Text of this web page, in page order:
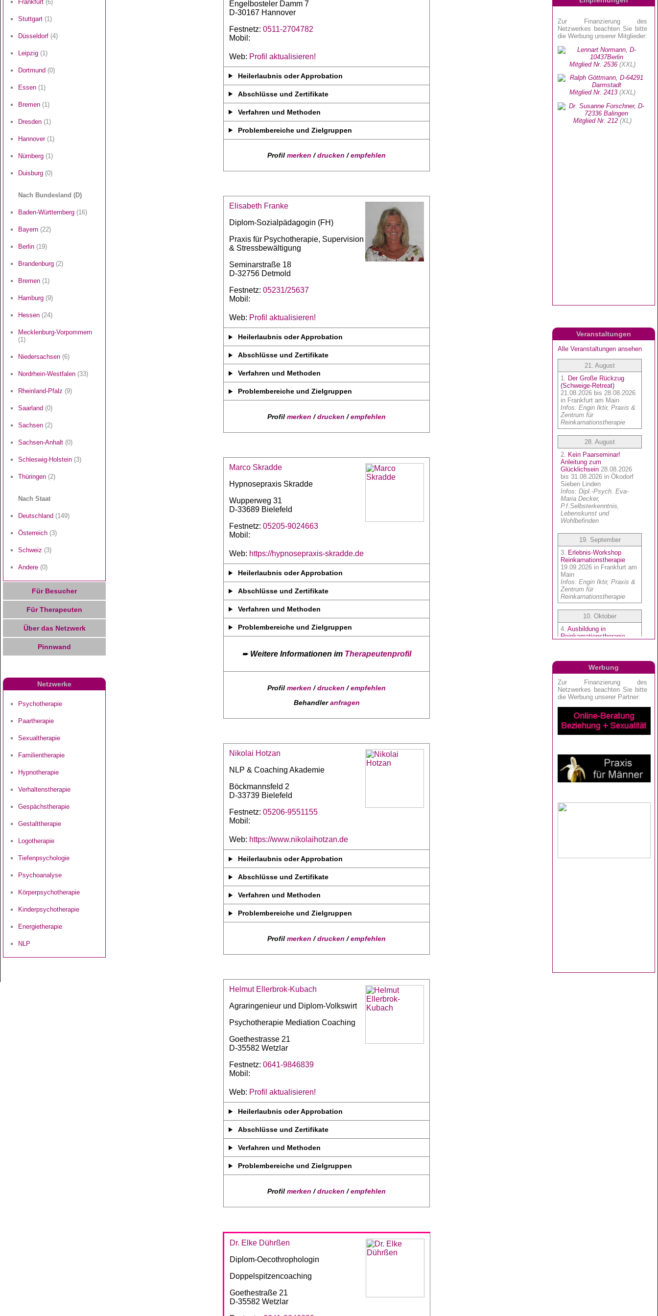
Frankfurt (6)
Stuttgart (1)
Düsseldorf (4)
Leipzig (1)
Dortmund (0)
Essen (1)
Bremen (1)
Dresden (1)
Hannover(1)
Nürnberg (1)
Duisburg (0)
Nach Bundesland (D)
Baden-Württemberg (16)
Bayern (22)
Berlin (19)
Brandenburg (2)
Bremen (1)
Hamburg (9)
Hessen (24)
Mecklenburg-Vorpommern
(1)
Niedersachsen (6)
Nordrhein-Westfalen (33)
Rheinland-Pfalz (9)
Saarland (0)
Sachsen (2)
Sachsen-Anhalt (0)
Schleswig-Holstein (3)
Thüringen (2)
Nach Staat
Deutschland (149)
Österreich (3)
Schweiz (3)
Andere (0)
Für Besucher
Für Therapeuten
Über das Netzwerk
Pinnwand
Netzwerke
Psychotherapie
Paartherapie
Sexualtherapie
Familientherapie
Hypnotherapie
Verhaltenstherapie
Gespächstherapie
Gestalttherapie
Logotherapie
Tiefenpsychologie
Psychoanalyse
Körperpsychotherapie
Kinderpsychotherapie
Energietherapie
NLP
Engelbosteler Damm 7
D-30167 Hannover
Festnetz: 0511-2704782
Mobil:
Web: Profil aktualisieren!
Heilerlaubnis oder Approbation
Abschlüsse und Zertifikate
Verfahren und Methoden
Problembereiche und Zielgruppen
Profil merken /drucken /empfehlen
Elisabeth Franke
Diplom-Sozialpädagogin (FH)
Praxis für Psychotherapie, Supervision
& Stressbewältigung
Seminarstraße 18
D-32756 Detmold
Festnetz: 05231/25637
Mobil:
Web: Profil aktualisieren!
Heilerlaubnis oder Approbation
Abschlüsse und Zertifikate
Verfahren und Methoden
Problembereiche und Zielgruppen
Profil merken /drucken /empfehlen
Marco Skradde
Hypnosepraxis Skradde
Wupperweg 31
D-33689 Bielefeld
Festnetz: 05205-9024663
Mobil:
Web: https://hypnosepraxis-skradde.de
Heilerlaubnis oder Approbation
Abschlüsse und Zertifikate
Verfahren und Methoden
Problembereiche und Zielgruppen
➨ Weitere Informationen im Therapeutenprofil
Profil merken /drucken /empfehlen
Behandleranfragen
Nikolai Hotzan
NLP & Coaching Akademie
Böckmannsfeld 2
D-33739 Bielefeld
Festnetz: 05206-9551155
Mobil:
Web: https://www.nikolaihotzan.de
Heilerlaubnis oder Approbation
Abschlüsse und Zertifikate
Verfahren und Methoden
Problembereiche und Zielgruppen
Profil merken /drucken /empfehlen
Helmut Ellerbrok-Kubach
Agraringenieur und Diplom-Volkswirt
Psychotherapie Mediation Coaching
Goethestrasse 21
D-35582 Wetzlar
Festnetz: 0641-9846839
Mobil:
Web: Profil aktualisieren!
Heilerlaubnis oder Approbation
Abschlüsse und Zertifikate
Verfahren und Methoden
Problembereiche und Zielgruppen
Profil merken /drucken /empfehlen
Dr. Elke Dührßen
Diplom-Oecothrophologin
Doppelspitzencoaching
Goethestraße 21
D-35582 Wetzlar
Veranstaltungen
Werbung